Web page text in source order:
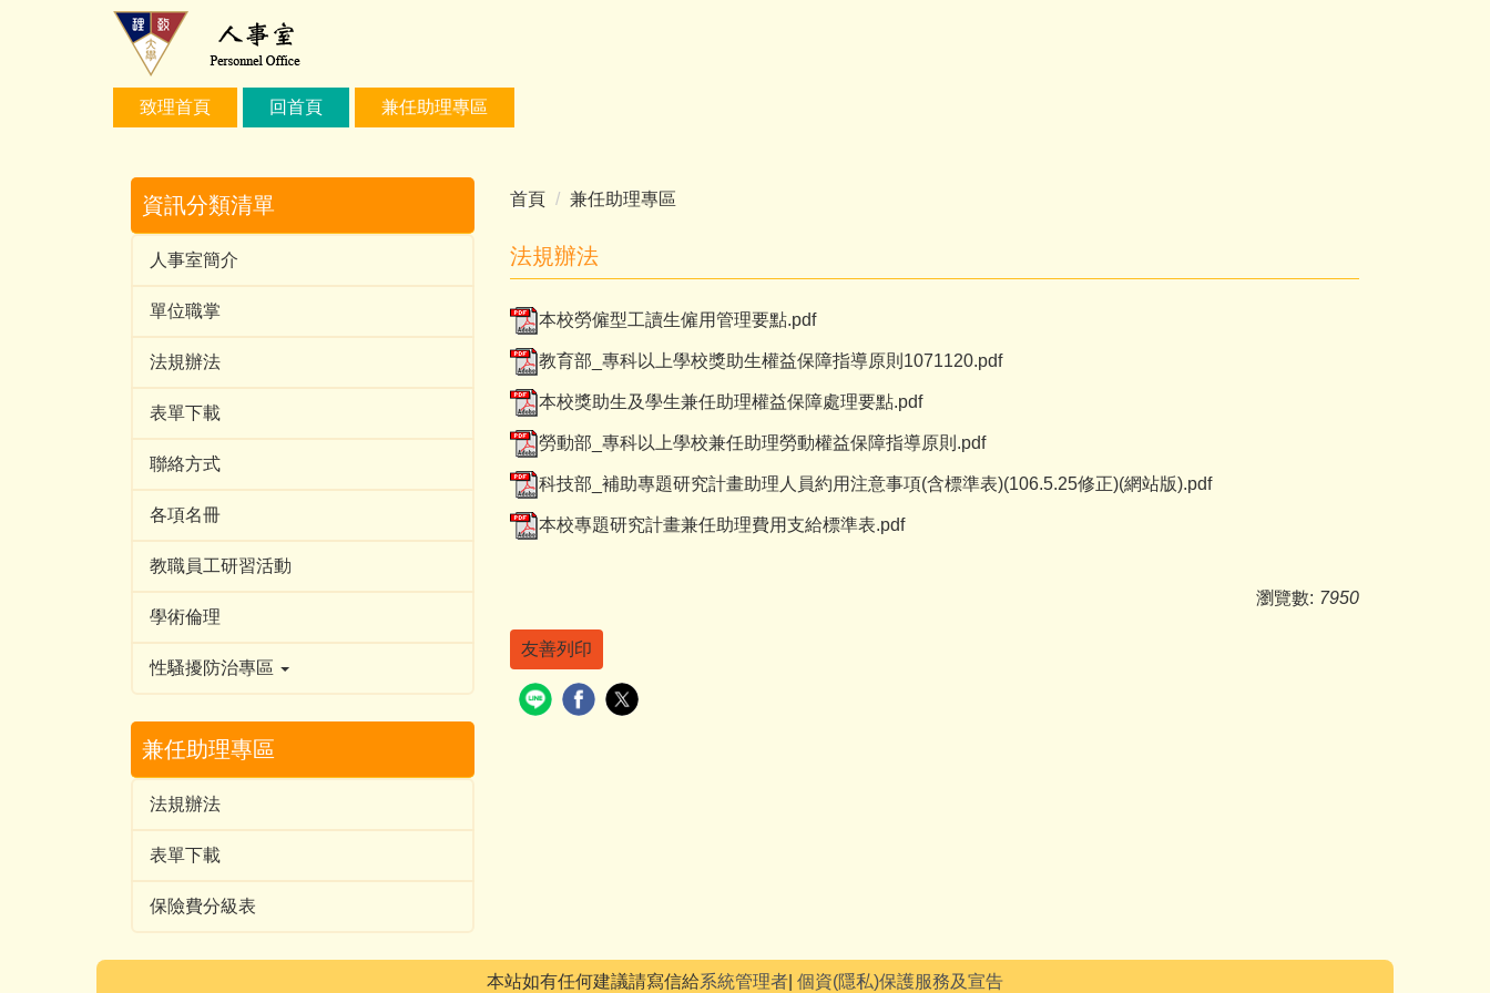
致理首頁 回首頁 兼任助理專區
資訊分類清單
人事室簡介
單位職掌
法規辦法
表單下載
聯絡方式
各項名冊
教職員工研習活動
學術倫理
性騷擾防治專區
兼任助理專區
法規辦法
表單下載
保險費分級表
首頁 兼任助理專區
法規辦法
本校勞僱型工讀生僱用管理要點.pdf
教育部_專科以上學校獎助生權益保障指導原則1071120.pdf
本校獎助生及學生兼任助理權益保障處理要點.pdf
勞動部_專科以上學校兼任助理勞動權益保障指導原則.pdf
科技部_補助專題研究計畫助理人員約用注意事項(含標準表)(106.5.25修正)(網站版).pdf
本校專題研究計畫兼任助理費用支給標準表.pdf
瀏覽數: 7950
友善列印
本站如有任何建議請寫信給系統管理者 個資(隱私)保護服務及宣告